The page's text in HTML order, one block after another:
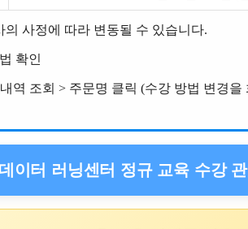
의 사정에 따라 변동될 수 있습니다.
확인
역 조회 > 주문명 클릭 (수강 방법 변경을
이터 러닝센터 정규 교육 수강